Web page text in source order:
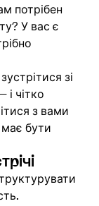
потрібен
У вас є
зі
чітко
з вами
бути